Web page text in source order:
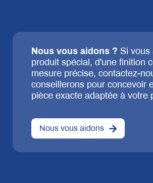
Nous vous aidons ? Si vous
produit spécial, d'une finition
mesure précise, contactez-
conseillerons pour concevoir
pièce exacte adaptée à votre
Nous vous aidons